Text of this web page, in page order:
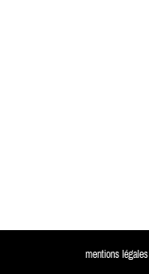
mentions légales